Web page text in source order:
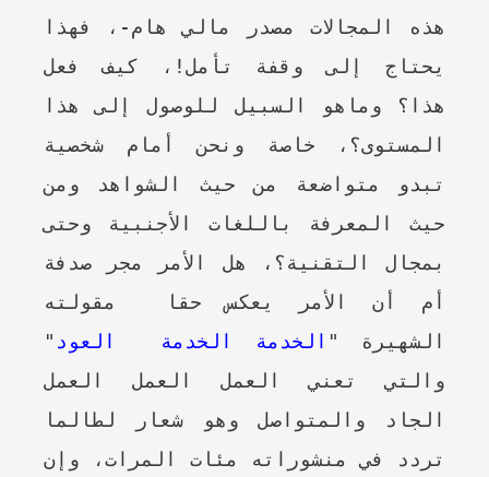
هذه المجالات مصدر مالي هام-، فهذا
يحتاج إلى وقفة تأمل!، كيف فعل
هذا؟ وماهو السبيل للوصول إلى هذا
المستوى؟، خاصة ونحن أمام شخصية
تبدو متواضعة من حيث الشواهد ومن
حيث المعرفة باللغات الأجنبية وحتى
بمجال التقنية؟، هل الأمر مجر صدفة
أم أن الأمر يعكس حقا مقولته
الشهيرة " الخدمة الخدمة العود "
والتي تعني العمل العمل العمل
الجاد والمتواصل وهو شعار لطالما
تردد في منشوراته مئات المرات، وإن